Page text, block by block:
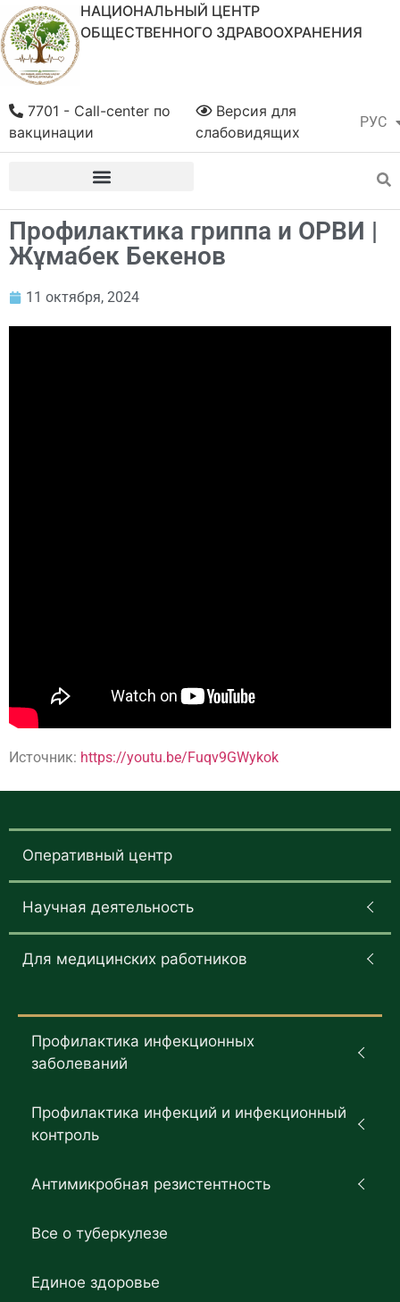
НАЦИОНАЛЬНЫЙ ЦЕНТР
ОБЩЕСТВЕННОГО ЗДРАВООХРАНЕНИЯ
РУС
ҚАЗ
Версия для
слабовидящих
7701 - Call-center по
вакцинации
Профилактика гриппа и ОРВИ |
Жұмабек Бекенов
11 октября, 2024
Источник: https://youtu.be/Fuqv9GWykok
Оперативный центр
Научная деятельность
Для медицинских работников
Профилактика инфекционных
заболеваний
Профилактика инфекций и инфекционный
контроль
Антимикробная резистентность
Все о туберкулезе
Единое здоровье